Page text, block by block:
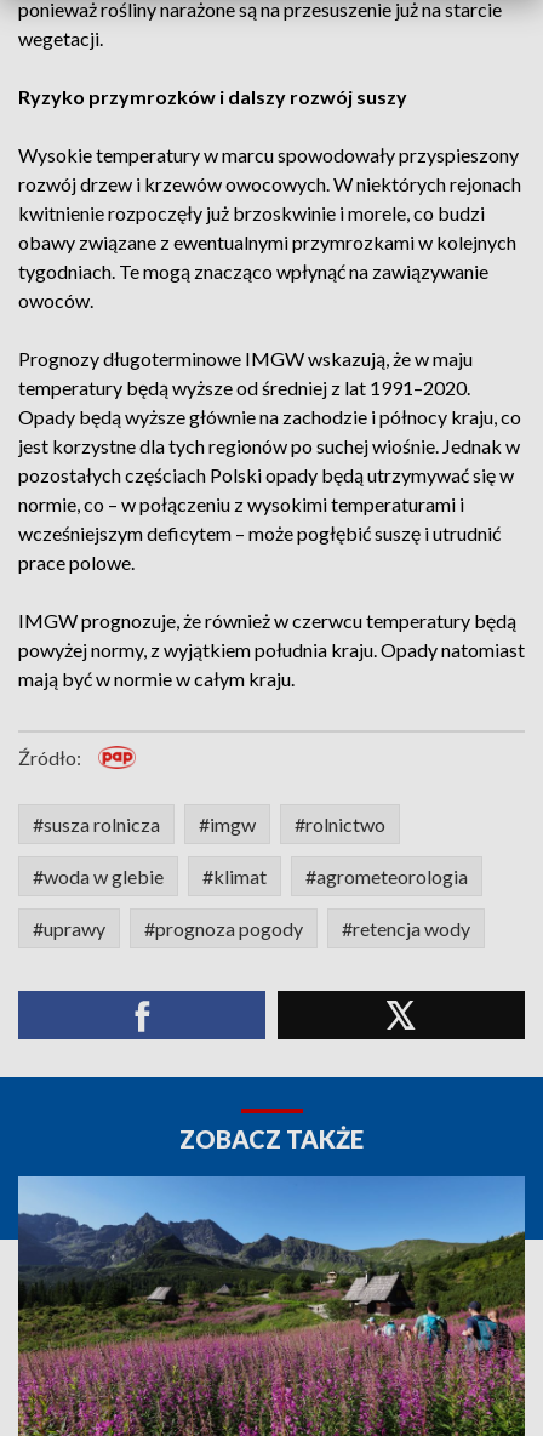
ponieważ rośliny narażone są na przesuszenie już na starcie
wegetacji.
Ryzyko przymrozków i dalszy rozwój suszy
Wysokie temperatury w marcu spowodowały przyspieszony
rozwój drzew i krzewów owocowych. W niektórych rejonach
kwitnienie rozpoczęły już brzoskwinie i morele, co budzi
obawy związane z ewentualnymi przymrozkami w kolejnych
tygodniach. Te mogą znacząco wpłynąć na zawiązywanie
owoców.
Prognozy długoterminowe IMGW wskazują, że w maju
temperatury będą wyższe od średniej z lat 1991–2020.
Opady będą wyższe głównie na zachodzie i północy kraju, co
jest korzystne dla tych regionów po suchej wiośnie. Jednak w
pozostałych częściach Polski opady będą utrzymywać się w
normie, co – w połączeniu z wysokimi temperaturami i
wcześniejszym deficytem – może pogłębić suszę i utrudnić
prace polowe.
IMGW prognozuje, że również w czerwcu temperatury będą
powyżej normy, z wyjątkiem południa kraju. Opady natomiast
mają być w normie w całym kraju.
Źródło:
#susza rolnicza #imgw #rolnictwo
#woda w glebie #klimat #agrometeorologia
#uprawy #prognoza pogody #retencja wody
ZOBACZ TAKŻE